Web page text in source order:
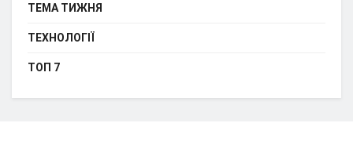
ТЕМА ТИЖНЯ
ТЕХНОЛОГІЇ
ТОП 7